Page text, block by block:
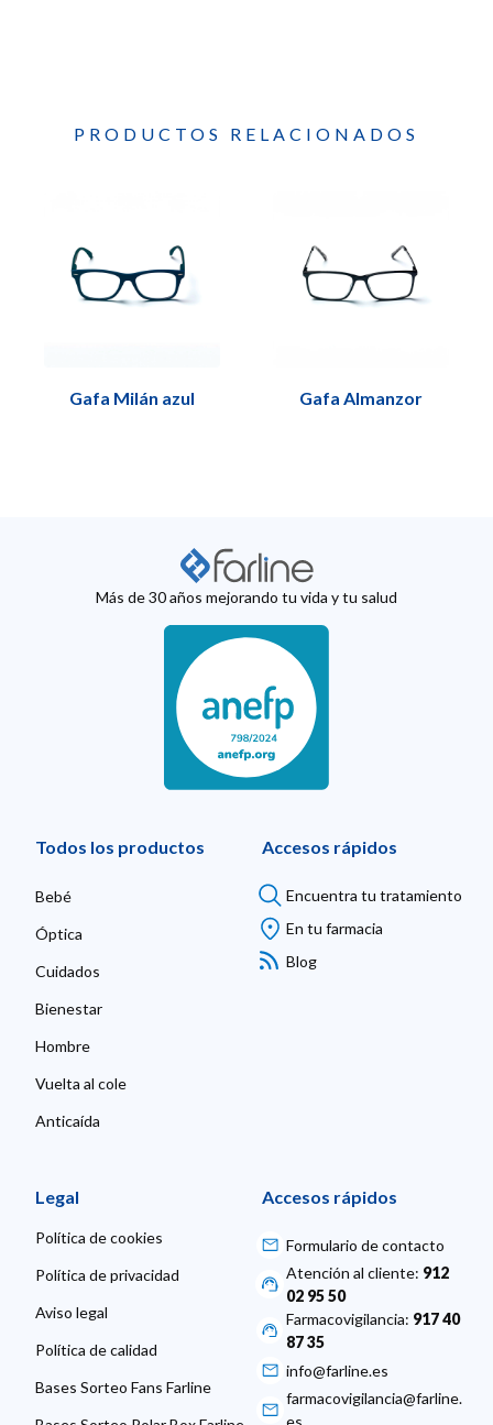
PRODUCTOS RELACIONADOS
Gafa Milán azul Gafa Almanzor
Más de 30 años mejorando tu vida y tu salud
Todos los productos
Bebé
Óptica
Cuidados
Bienestar
Hombre
Vuelta al cole
Anticaída
Accesos rápidos
Encuentra tu tratamiento
En tu farmacia
Blog
Legal
Política de cookies
Política de privacidad
Aviso legal
Política de calidad
Bases Sorteo Fans Farline
Accesos rápidos
Formulario de contacto
Atención al cliente: 912
02 95 50
Farmacovigilancia: 917 40
87 35
info@farline.es
farmacovigilancia@farline.